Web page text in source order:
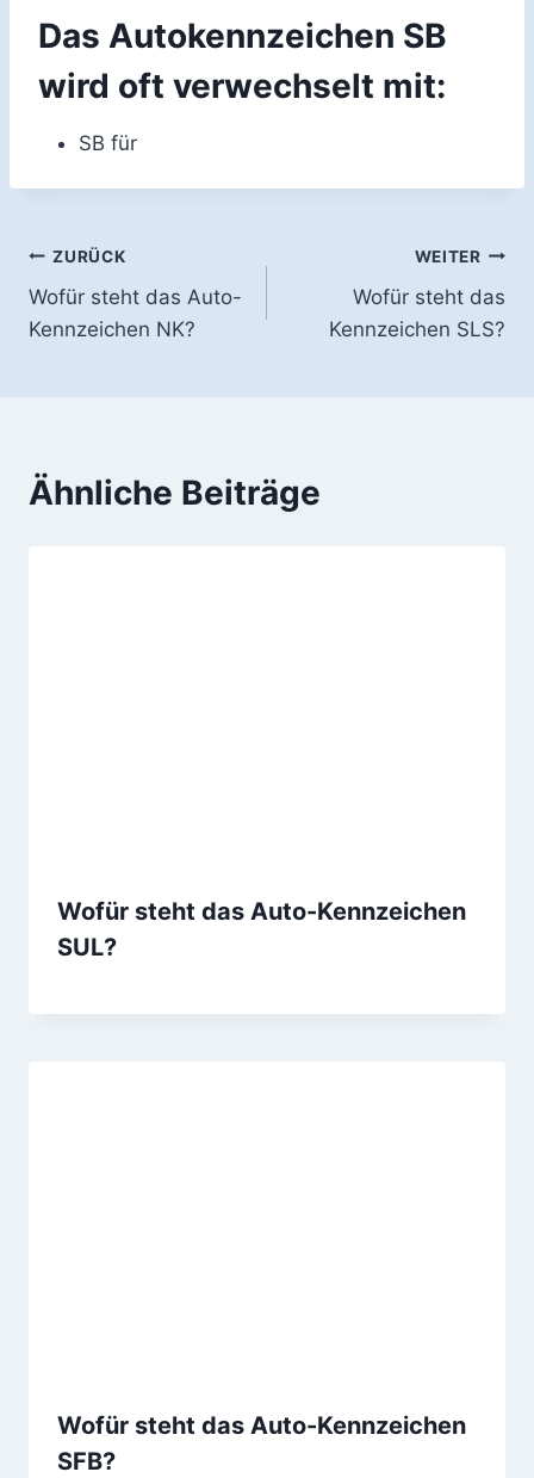
Das Autokennzeichen SB
wird oft verwechselt mit:
SB für
Beitragsnavigation
ZURÜCK
Wofür steht das Auto-
Kennzeichen NK?
WEITER
Wofür steht das
Kennzeichen SLS?
Ähnliche Beiträge
Wofür steht das Auto-Kennzeichen
SUL?
Wofür steht das Auto-Kennzeichen
SFB?